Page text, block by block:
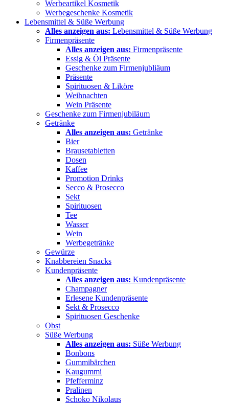
Werbeartikel Kosmetik
Werbegeschenke Kosmetik
Lebensmittel & Süße Werbung
Alles anzeigen aus: Lebensmittel & Süße Werbung
Firmenpräsente
Alles anzeigen aus: Firmenpräsente
Essig & Öl Präsente
Geschenke zum Firmenjubliäum
Präsente
Spirituosen & Liköre
Weihnachten
Wein Präsente
Geschenke zum Firmenjubiläum
Getränke
Alles anzeigen aus: Getränke
Bier
Brausetabletten
Dosen
Kaffee
Promotion Drinks
Secco & Prosecco
Sekt
Spirituosen
Tee
Wasser
Wein
Werbegetränke
Gewürze
Knabbereien Snacks
Kundenpräsente
Alles anzeigen aus: Kundenpräsente
Champagner
Erlesene Kundenpräsente
Sekt & Prosecco
Spirituosen Geschenke
Obst
Süße Werbung
Alles anzeigen aus: Süße Werbung
Bonbons
Gummibärchen
Kaugummi
Pfefferminz
Pralinen
Schoko Nikolaus